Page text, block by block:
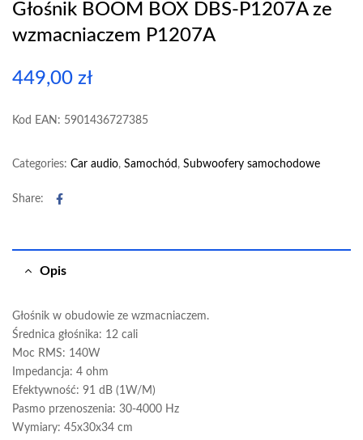
Głośnik BOOM BOX DBS-P1207A ze
wzmacniaczem P1207A
449,00 zł
Kod EAN: 5901436727385
Categories: Car audio, Samochód , Subwoofery samochodowe
Share: Facebook
Opis
Głośnik w obudowie ze wzmacniaczem.
Średnica głośnika: 12 cali
Moc RMS: 140W
Impedancja: 4 ohm
Efektywność: 91 dB (1W/M)
Pasmo przenoszenia: 30-4000 Hz
Wymiary: 45x30x34 cm